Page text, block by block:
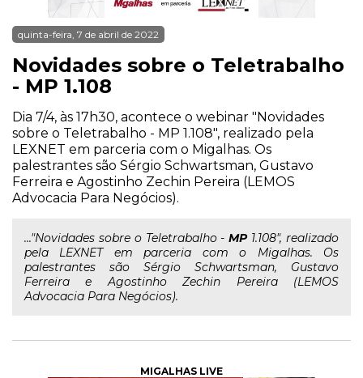
quinta-feira, 7 de abril de 2022
Novidades sobre o Teletrabalho
- MP 1.108
Dia 7/4, às 17h30, acontece o webinar "Novidades
sobre o Teletrabalho - MP 1.108", realizado pela
LEXNET em parceria com o Migalhas. Os
palestrantes são Sérgio Schwartsman, Gustavo
Ferreira e Agostinho Zechin Pereira (LEMOS
Advocacia Para Negócios).
..."Novidades sobre o Teletrabalho -MP 1.108", realizado
pela LEXNET em parceria com o Migalhas. Os
palestrantes são Sérgio Schwartsman, Gustavo
Ferreira e Agostinho Zechin Pereira (LEMOS
Advocacia Para Negócios).
MIGALHAS LIVE